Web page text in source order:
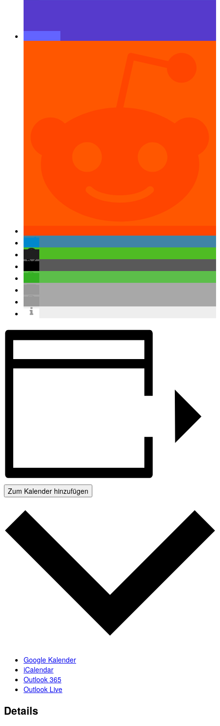
Zum Kalender hinzufügen
Google Kalender
iCalendar
Outlook 365
Outlook Live
Details